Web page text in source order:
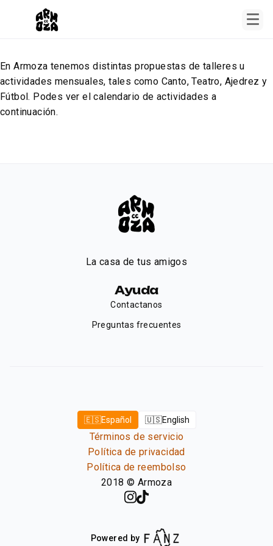
En Armoza tenemos distintas propuestas de talleres u
actividades mensuales, tales como Canto, Teatro, Ajedrez y
Fútbol. Podes ver el calendario de actividades a
continuación.
La casa de tus amigos
Ayuda
Contactanos
Preguntas frecuentes
🇪🇸Español 🇺🇸English
Términos de servicio
Política de privacidad
Política de reembolso
2018 © Armoza
Powered by